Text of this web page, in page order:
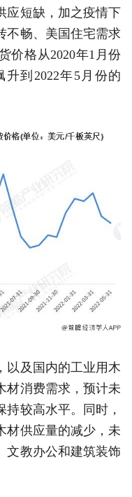
应短缺，加之疫情下
不畅、美国住宅需求
价格从2020年1月份
升到2022年5月份的
以及国内的工业用木
材消费需求，预计未
较高水平。同时，
材供应量的减少，未
文教办公和建筑装饰